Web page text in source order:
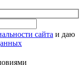
сайта и даю